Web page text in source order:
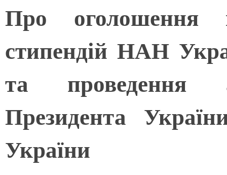
Про оголошення
стипендій НАН
та проведення
Президента
України